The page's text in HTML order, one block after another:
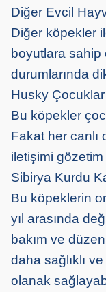
Diğer Evcil
Diğer köpekler
boyutlara sahip
durumlarında
Husky Çocuklar
Bu köpekler
Fakat her canlı
iletişimi gözetim
Sibirya Kurdu
Bu köpeklerin
yıl arasında
bakım ve
daha sağlıklı
olanak